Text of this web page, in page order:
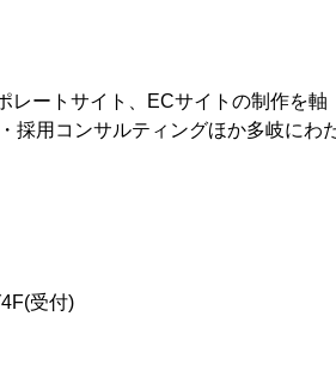
レートサイト、ECサイトの制作を軸
採用コンサルティングほか多岐にわ
受付)